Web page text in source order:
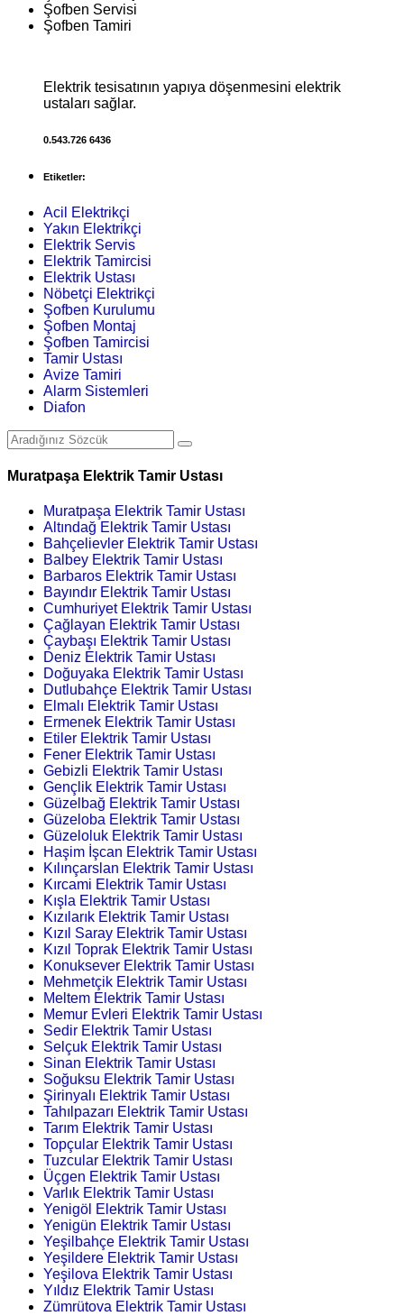
Şofben Servisi
Şofben Tamiri
Elektrik tesisatının yapıya döşenmesini elektrik
ustaları sağlar.
0.543.726 6436
Etiketler:
Acil Elektrikçi
Yakın Elektrikçi
Elektrik Servis
Elektrik Tamircisi
Elektrik Ustası
Nöbetçi Elektrikçi
Şofben Kurulumu
Şofben Montaj
Şofben Tamircisi
Tamir Ustası
Avize Tamiri
Alarm Sistemleri
Diafon
Muratpaşa Elektrik Tamir Ustası
Muratpaşa Elektrik Tamir Ustası
Altındağ Elektrik Tamir Ustası
Bahçelievler Elektrik Tamir Ustası
Balbey Elektrik Tamir Ustası
Barbaros Elektrik Tamir Ustası
Bayındır Elektrik Tamir Ustası
Cumhuriyet Elektrik Tamir Ustası
Çağlayan Elektrik Tamir Ustası
Çaybaşı Elektrik Tamir Ustası
Deniz Elektrik Tamir Ustası
Doğuyaka Elektrik Tamir Ustası
Dutlubahçe Elektrik Tamir Ustası
Elmalı Elektrik Tamir Ustası
Ermenek Elektrik Tamir Ustası
Etiler Elektrik Tamir Ustası
Fener Elektrik Tamir Ustası
Gebizli Elektrik Tamir Ustası
Gençlik Elektrik Tamir Ustası
Güzelbağ Elektrik Tamir Ustası
Güzeloba Elektrik Tamir Ustası
Güzeloluk Elektrik Tamir Ustası
Haşim İşcan Elektrik Tamir Ustası
Kılınçarslan Elektrik Tamir Ustası
Kırcami Elektrik Tamir Ustası
Kışla Elektrik Tamir Ustası
Kızılarık Elektrik Tamir Ustası
Kızıl Saray Elektrik Tamir Ustası
Kızıl Toprak Elektrik Tamir Ustası
Konuksever Elektrik Tamir Ustası
Mehmetçik Elektrik Tamir Ustası
Meltem Elektrik Tamir Ustası
Memur Evleri Elektrik Tamir Ustası
Sedir Elektrik Tamir Ustası
Selçuk Elektrik Tamir Ustası
Sinan Elektrik Tamir Ustası
Soğuksu Elektrik Tamir Ustası
Şirinyalı Elektrik Tamir Ustası
Tahılpazarı Elektrik Tamir Ustası
Tarım Elektrik Tamir Ustası
Topçular Elektrik Tamir Ustası
Tuzcular Elektrik Tamir Ustası
Üçgen Elektrik Tamir Ustası
Varlık Elektrik Tamir Ustası
Yenigöl Elektrik Tamir Ustası
Yenigün Elektrik Tamir Ustası
Yeşilbahçe Elektrik Tamir Ustası
Yeşildere Elektrik Tamir Ustası
Yeşilova Elektrik Tamir Ustası
Yıldız Elektrik Tamir Ustası
Zümrütova Elektrik Tamir Ustası